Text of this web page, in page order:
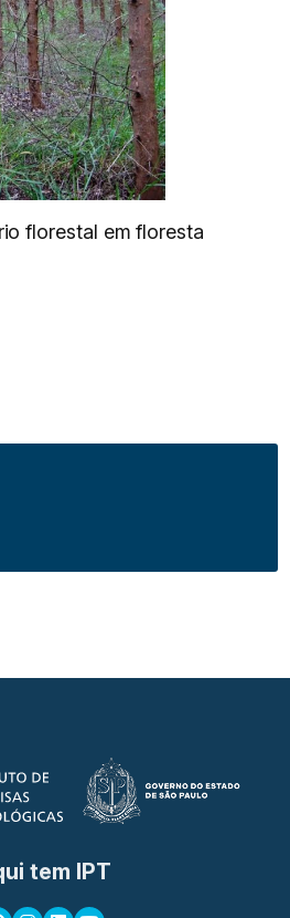
florestal em floresta
tem IPT